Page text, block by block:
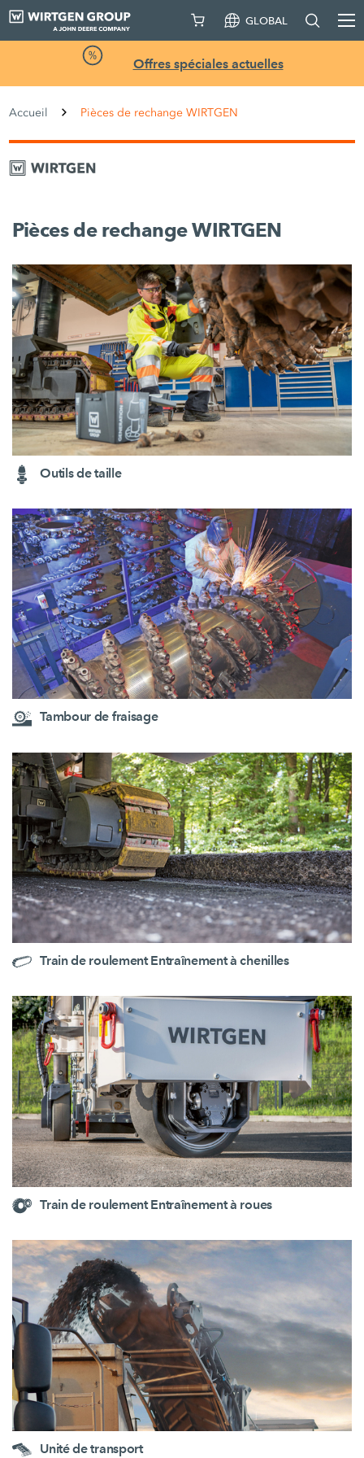
GLOBAL
Offres spéciales actuelles
Accueil Pièces de rechange WIRTGEN
Pièces de rechange WIRTGEN
Outils de taille
Tambour de fraisage
Train de roulement Entraînement à chenilles
Train de roulement Entraînement à roues
Unité de transport